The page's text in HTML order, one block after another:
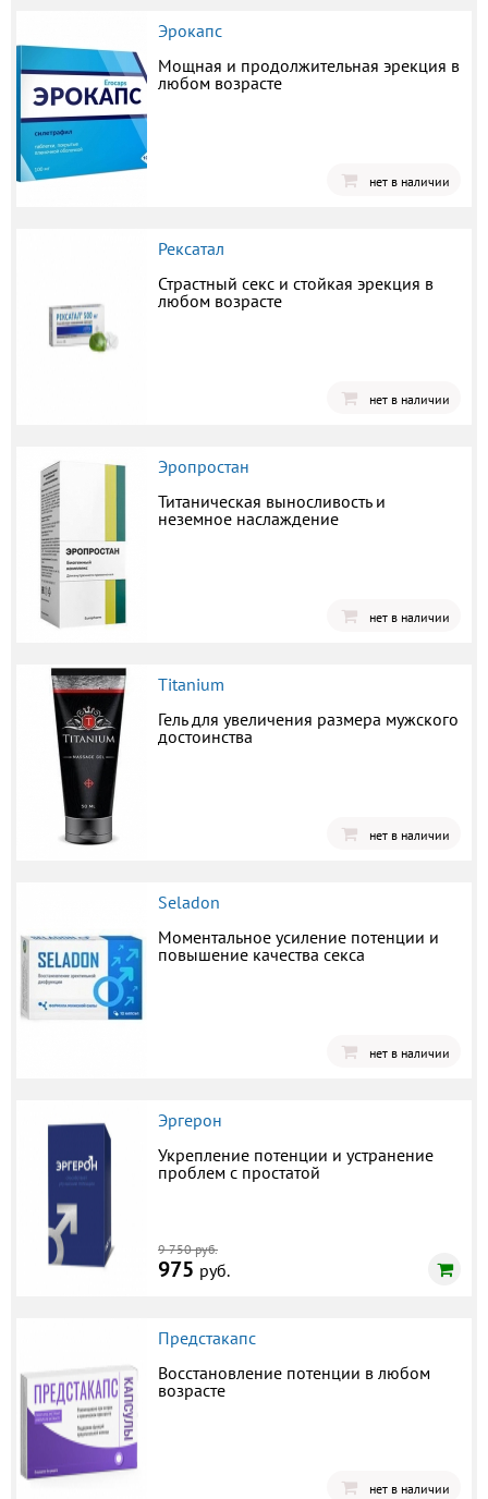
Эрокапс
Мощная и продолжительная эрекция в
любом возрасте
нет в наличии
Рексатал
Страстный секс и стойкая эрекция в
любом возрасте
нет в наличии
Эропростан
Титаническая выносливость и
неземное наслаждение
нет в наличии
Titanium
Гель для увеличения размера мужского
достоинства
нет в наличии
Seladon
Моментальное усиление потенции и
повышение качества секса
нет в наличии
Эргерон
Укрепление потенции и устранение
проблем с простатой
9 750 руб.
975 руб.
Предстакапс
Восстановление потенции в любом
возрасте
нет в наличии